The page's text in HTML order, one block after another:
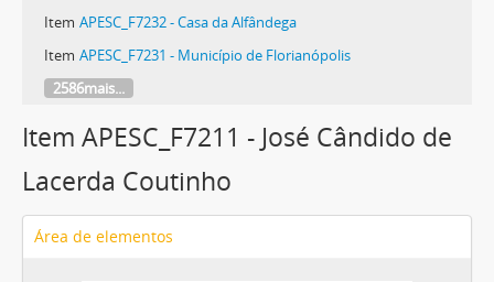
Item APESC_F7232 - Casa da Alfândega
Item APESC_F7231 - Município de Florianópolis
2586mais...
Item APESC_F7211 - José Cândido de
Lacerda Coutinho
Área de elementos